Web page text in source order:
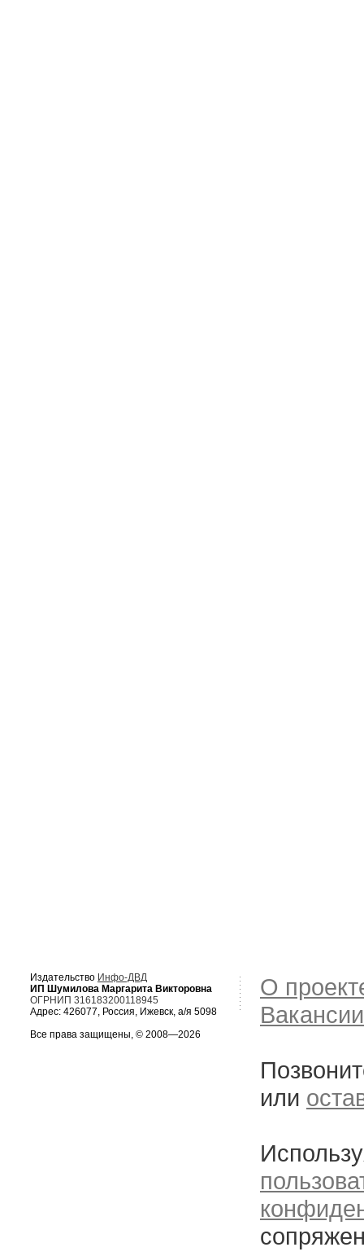
Издательство Инфо-ДВД
ИП Шумилова Маргарита Викторовна
ОГРНИП 316183200118945
Адрес: 426077, Россия, Ижевск, а/я 5098
Все права защищены, © 2008—2026
О
Вакансии
или